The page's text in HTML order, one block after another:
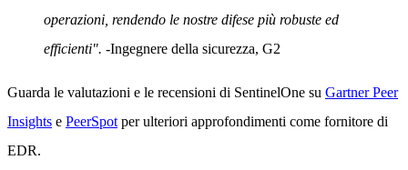
operazioni, rendendo le nostre difese più robuste ed
efficienti". -Ingegnere della sicurezza, G2
Guarda le valutazioni e le recensioni di SentinelOne su Gartner Peer
Insights e PeerSpot per ulteriori approfondimenti come fornitore di
EDR.